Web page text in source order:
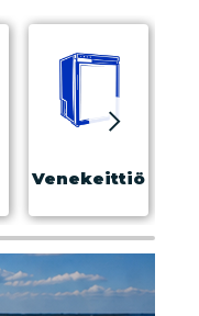
Venekeittiö